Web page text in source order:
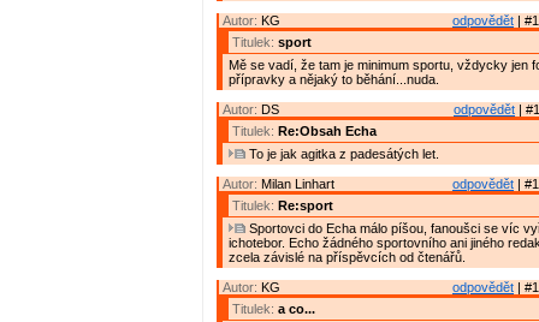
odpovědět |
Autor: KG
Titulek: sport
Mě se vadí, že tam je minimum sportu, vždycky jen
přípravky a nějaký to běhání...nuda.
odpovědět |
Autor: DS
Titulek: Re:Obsah Echa
To je jak agitka z padesátých let.
odpovědět |
Autor: Milan Linhart
Titulek: Re:sport
Sportovci do Echa málo píšou, fanoušci se víc
ichotebor. Echo žádného sportovního ani jiného
zcela závislé na příspěvcích od čtenářů.
odpovědět |
Autor: KG
Titulek: a co...